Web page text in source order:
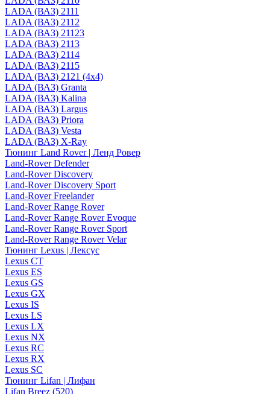
LADA (ВАЗ) 2111
LADA (ВАЗ) 2112
LADA (ВАЗ) 21123
LADA (ВАЗ) 2113
LADA (ВАЗ) 2114
LADA (ВАЗ) 2115
LADA (ВАЗ) 2121 (4x4)
LADA (ВАЗ) Granta
LADA (ВАЗ) Kalina
LADA (ВАЗ) Largus
LADA (ВАЗ) Priora
LADA (ВАЗ) Vesta
LADA (ВАЗ) X-Ray
Тюнинг Land Rover | Ленд Ровер
Land-Rover Defender
Land-Rover Discovery
Land-Rover Discovery Sport
Land-Rover Freelander
Land-Rover Range Rover
Land-Rover Range Rover Evoque
Land-Rover Range Rover Sport
Land-Rover Range Rover Velar
Тюнинг Lexus | Лексус
Lexus CT
Lexus ES
Lexus GS
Lexus GX
Lexus IS
Lexus LS
Lexus LX
Lexus NX
Lexus RC
Lexus RX
Lexus SC
Тюнинг Lifan | Лифан
Lifan Breez (520)